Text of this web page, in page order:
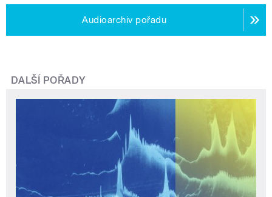
Audioarchiv pořadu
DALŠÍ POŘADY